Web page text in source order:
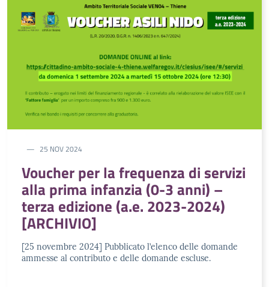
25 NOV 2024
Voucher per la frequenza di servizi
alla prima infanzia (0-3 anni) –
terza edizione (a.e. 2023-2024)
[ARCHIVIO]
[25 novembre 2024] Pubblicato l’elenco delle domande
ammesse al contributo e delle domande escluse.